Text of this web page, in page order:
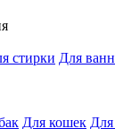
стирки Для
Для кошек